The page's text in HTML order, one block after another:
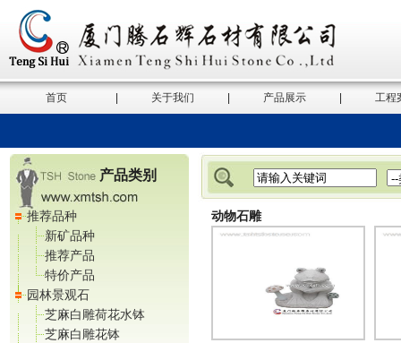
首页 关于我们 产品展示 工程
产品类别
推荐品种
新矿品种
推荐产品
特价产品
园林景观石
芝麻白雕荷花水钵
芝麻白雕花钵
动物石雕